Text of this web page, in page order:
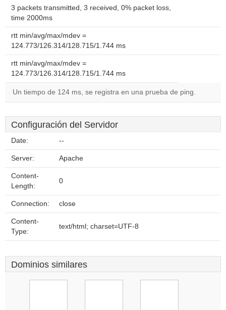
3 packets transmitted, 3 received, 0% packet loss,
time 2000ms
rtt min/avg/max/mdev =
124.773/126.314/128.715/1.744 ms
rtt min/avg/max/mdev =
124.773/126.314/128.715/1.744 ms
Un tiempo de 124 ms, se registra en una prueba de ping.
Configuración del Servidor
Date: --
Server: Apache
Content-
Length:
0
Connection: close
Content-
Type:
text/html; charset=UTF-8
Dominios similares